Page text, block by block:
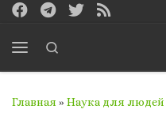
Перейти к содержимому
Главная » Наука для людей